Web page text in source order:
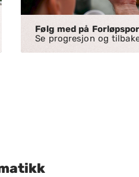
Følg med på
Se progresjon og